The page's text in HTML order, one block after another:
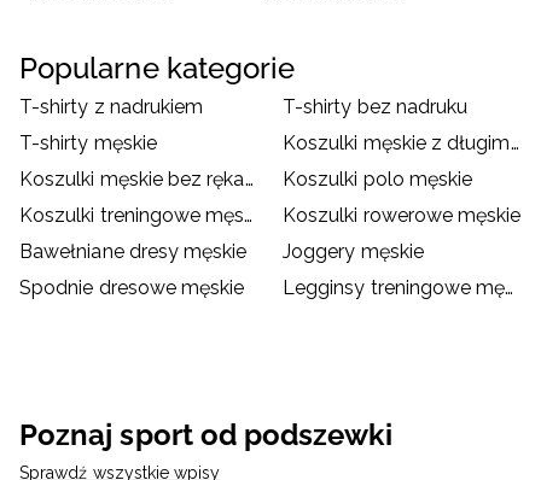
Popularne kategorie
T-shirty z nadrukiem
T-shirty bez nadruku
T-shirty męskie
Koszulki męskie z długim rękawem
Koszulki męskie bez rękawów
Koszulki polo męskie
Koszulki treningowe męskie
Koszulki rowerowe męskie
Bawełniane dresy męskie
Joggery męskie
Spodnie dresowe męskie
Legginsy treningowe męskie
Poznaj sport od podszewki
Sprawdź wszystkie wpisy